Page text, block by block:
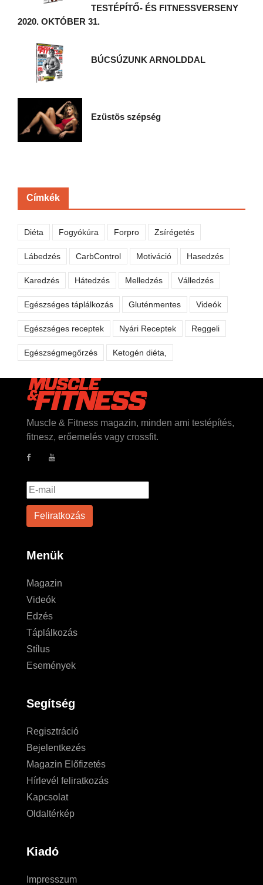
TESTÉPÍTŐ- ÉS FITNESSVERSENY
2020. OKTÓBER 31.
BÚCSÚZUNK ARNOLDDAL
Ezüstös szépség
Címkék
Diéta Fogyókúra Forpro Zsírégetés
Lábedzés CarbControl Motiváció Hasedzés
Karedzés Hátedzés Melledzés Válledzés
Egészséges táplálkozás Gluténmentes Videók
Egészséges receptek Nyári Receptek Reggeli
Egészségmegőrzés Ketogén diéta,
Muscle & Fitness magazin, minden ami testépítés,
fitnesz, erőemelés vagy crossfit.
Menük
Magazin
Videók
Edzés
Táplálkozás
Stílus
Események
Segítség
Regisztráció
Bejelentkezés
Magazin Előfizetés
Hírlevél feliratkozás
Kapcsolat
Oldaltérkép
Kiadó
Impresszum